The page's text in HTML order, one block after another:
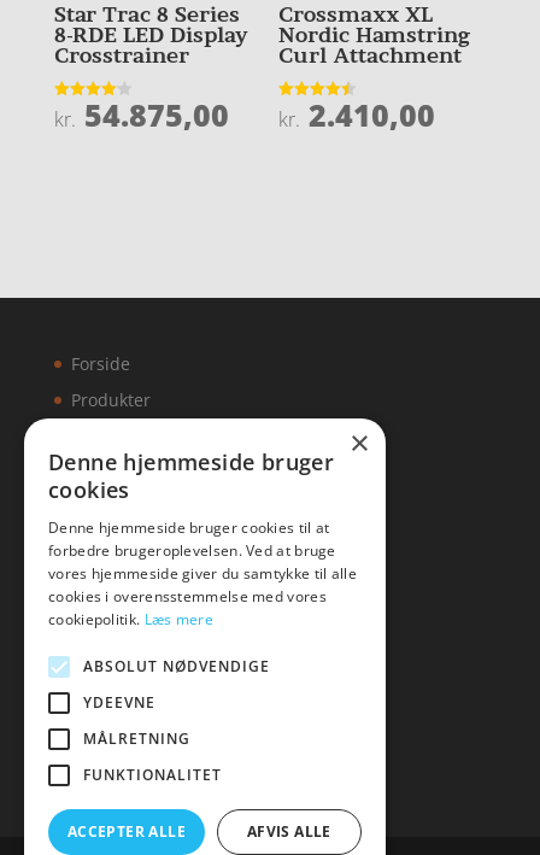
Star Trac 8 Series
8-RDE LED Display
Crosstrainer
Vurderet
4.1
kr. 54.875,00
Crossmaxx XL
Nordic Hamstring
Curl Attachment
Vurderet
4.5
kr. 2.410,00
Forside
Produkter
Artikler
Malawigruppen
Mail:hej@malawigruppen.dk
×
Denne hjemmeside bruger
cookies
Denne hjemmeside bruger cookies til at
forbedre brugeroplevelsen. Ved at bruge
vores hjemmeside giver du samtykke til alle
cookies i overensstemmelse med vores
cookiepolitik. Læs mere
ABSOLUT NØDVENDIGE
YDEEVNE
MÅLRETNING
FUNKTIONALITET
ACCEPTER ALLE AFVIS ALLE